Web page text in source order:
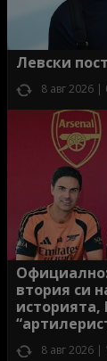
Левски
8 авг 2026 |
втория си
8 авг 2026 |